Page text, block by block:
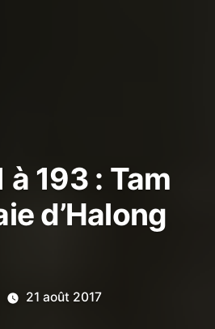
à 193 : Tam
d’Halong
21 août 2017